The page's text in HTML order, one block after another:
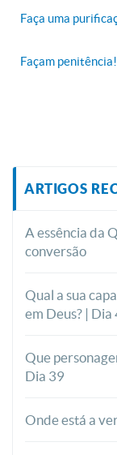
Faça uma
Façam
ARTIGOS
A essência da
conversão
Qual a sua
em Deus? | Dia
Que
Dia 39
Onde está a